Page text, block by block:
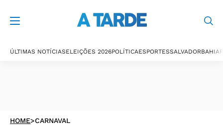
ÚLTIMAS NOTÍCIASELEIÇÕES 2026POLÍTICAESPORTESSALVADORBAHIA
HOME>CARNAVAL